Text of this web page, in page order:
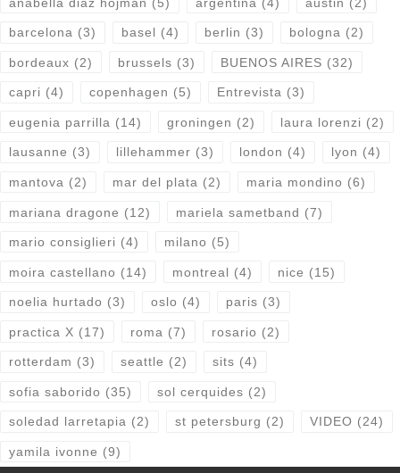
barcelona (3) basel (4) berlin (3) bologna (2)
bordeaux (2) brussels (3) BUENOS AIRES (32)
capri (4) copenhagen (5) Entrevista (3)
eugenia parrilla (14) groningen (2) laura lorenzi (2)
lausanne (3) lillehammer (3) london (4) lyon (4)
mantova (2) mar del plata (2) maria mondino (6)
mariana dragone (12) mariela sametband (7)
mario consiglieri (4) milano (5)
moira castellano (14) montreal (4) nice (15)
noelia hurtado (3) oslo (4) paris (3)
practica X (17) roma (7) rosario (2)
rotterdam (3) seattle (2) sits (4)
sofia saborido (35) sol cerquides (2)
soledad larretapia (2) st petersburg (2) VIDEO (24)
yamila ivonne (9)